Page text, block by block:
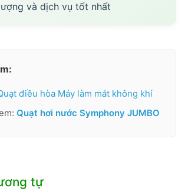
và dịch vụ tốt nhất
điều hòa Máy làm mát không khí
Quạt hơi nước Symphony JUMBO
tự